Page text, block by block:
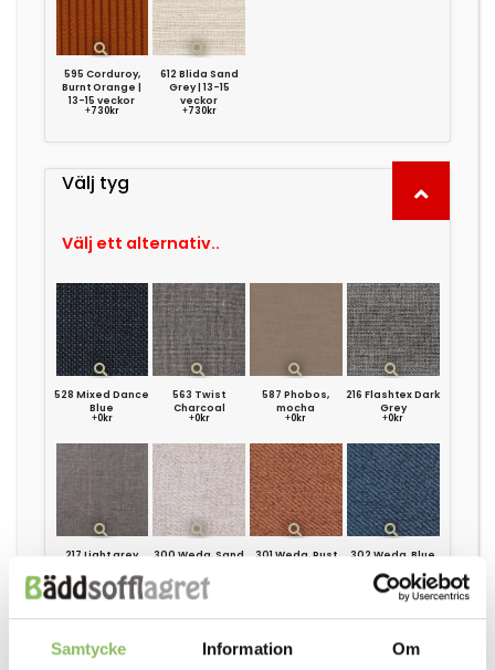
Samtycke Information Om
595 Corduroy,
Burnt Orange |
13-15 veckor
+730kr
612 Blida Sand
Grey | 13-15
veckor
+730kr
Välj tyg
Välj ett alternativ..
528 Mixed Dance
Blue
+0kr
563 Twist
Charcoal
+0kr
587 Phobos,
mocha
+0kr
216 Flashtex Dark
Grey
+0kr
217 Light grey 300 Weda, Sand 301 Weda, Rust 302 Weda, Blue